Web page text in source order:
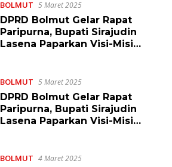
BOLMUT 5 Maret 2025
DPRD Bolmut Gelar Rapat
Paripurna, Bupati Sirajudin
Lasena Paparkan Visi-Misi
BOLMUT 5 Maret 2025
DPRD Bolmut Gelar Rapat
Paripurna, Bupati Sirajudin
Lasena Paparkan Visi-Misi
BOLMUT 4 Maret 2025